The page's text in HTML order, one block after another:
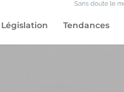
Législation Tendances